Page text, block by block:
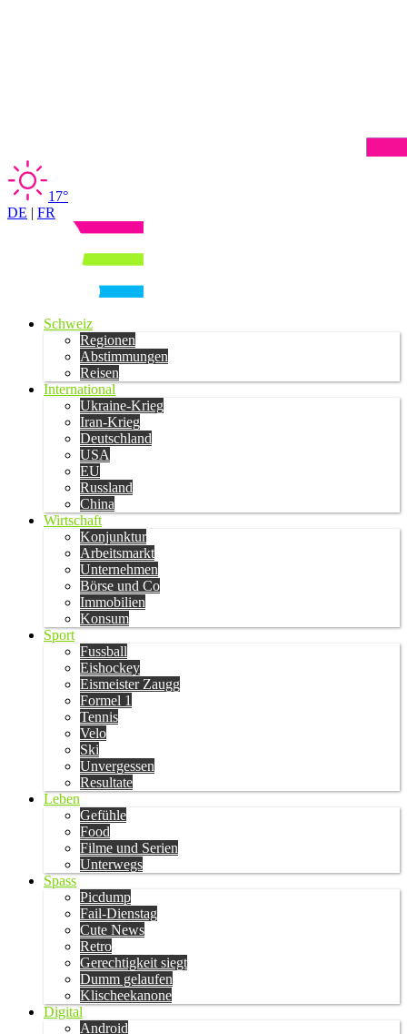
17°
DE | FR
Schweiz
Regionen
Abstimmungen
Reisen
International
Ukraine-Krieg
Iran-Krieg
Deutschland
USA
EU
Russland
China
Wirtschaft
Konjunktur
Arbeitsmarkt
Unternehmen
Börse und Co
Immobilien
Konsum
Sport
Fussball
Eishockey
Eismeister Zaugg
Formel 1
Tennis
Velo
Ski
Unvergessen
Resultate
Leben
Gefühle
Food
Filme und Serien
Unterwegs
Spass
Picdump
Fail-Dienstag
Cute News
Retro
Gerechtigkeit siegt
Dumm gelaufen
Klischeekanone
Digital
Android